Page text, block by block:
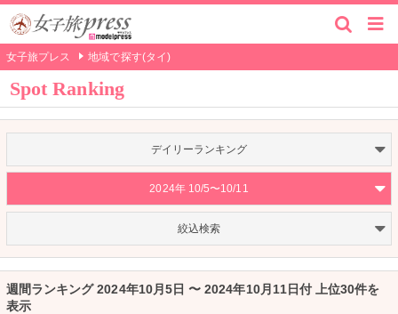
女子旅プレス 地域で探す(タイ)
Spot Ranking
デイリーランキング
2024年 10/5〜10/11
絞込検索
週間ランキング 2024年10月5日 〜 2024年10月11日付 上位30件を
表示